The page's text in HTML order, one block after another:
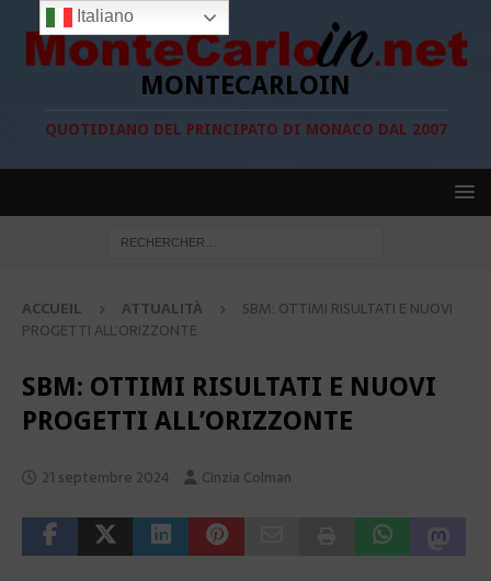
MONTECARLOIN
QUOTIDIANO DEL PRINCIPATO DI MONACO DAL 2007
ACCUEIL ATTUALITÀ
SBM: OTTIMI RISULTATI E NUOVI
PROGETTI ALL’ORIZZONTE
SBM: OTTIMI RISULTATI E NUOVI
PROGETTI ALL’ORIZZONTE
21 septembre 2024 Cinzia Colman
Italiano